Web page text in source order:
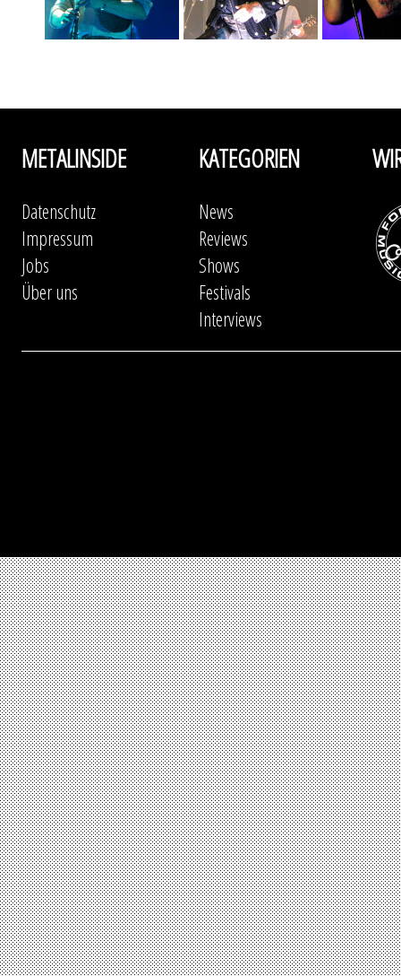
METALINSIDE
Datenschutz
Impressum
Jobs
Über uns
KATEGORIEN
News
Reviews
Shows
Festivals
Interviews